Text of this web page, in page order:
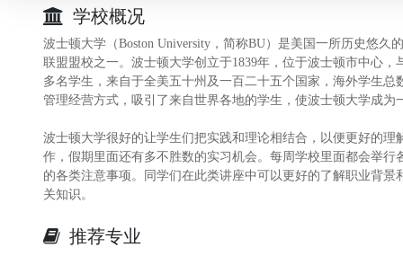
学校概况
波士顿大学（Boston University，简称BU）是美国一所历史悠
联盟盟校之一。波士顿大学创立于1839年，位于波士顿市中心
多名学生，来自于全美五十州及一百二十五个国家，海外学生
管理经营方式，吸引了来自世界各地的学生，使波士顿大学成
波士顿大学很好的让学生们把实践和理论相结合，以便更好的
作，假期里面还有多不胜数的实习机会。每周学校里面都会举
的各类注意事项。同学们在此类讲座中可以更好的了解职业背
关知识。
推荐专业